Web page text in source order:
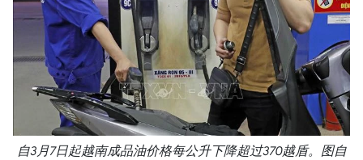
自3月7日起越南成品油价格每公升下降超过370越盾。图自